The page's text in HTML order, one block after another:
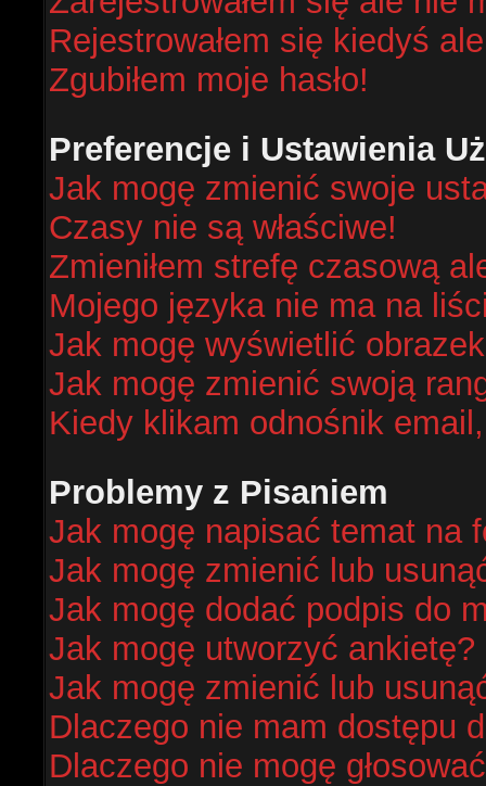
Rejestrowałem się kiedyś
Zgubiłem moje hasło!
Preferencje i Ustawienia
Jak mogę zmienić swoje
Czasy nie są właściwe!
Zmieniłem strefę czasową
Mojego języka nie ma na
Jak mogę wyświetlić
Jak mogę zmienić swoją
Kiedy klikam odnośnik
Problemy z Pisaniem
Jak mogę napisać temat na
Jak mogę zmienić lub
Jak mogę dodać podpis do
Jak mogę utworzyć ankietę?
Jak mogę zmienić lub
Dlaczego nie mam dostępu
Dlaczego nie mogę